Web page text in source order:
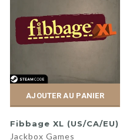
AJOUTER AU PANIER
Fibbage XL (US/CA/EU)
Jackbox Games